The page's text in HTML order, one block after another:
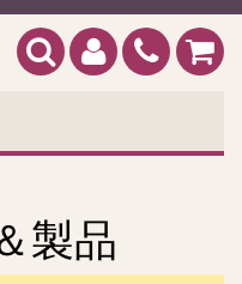
製品